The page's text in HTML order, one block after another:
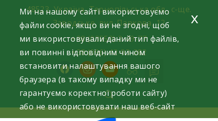
content
48523, Україна, Тернопільська обл., с-ще.
Заводське, вул. Паркова, 12
+38 (03552) 2-49-77
+38 (096) 42-93-282
facebookinstagramyoutube
Ми на нашому сайті використовуємо
файли cookie, якщо ви не згодні, щоб
ми використовували даний тип файлів,
ви повинні відповідним чином
встановити налаштування вашого
браузера (в такому випадку ми не
гарантуємо коректної роботи сайту)
або не використовувати наш веб-сайт
x